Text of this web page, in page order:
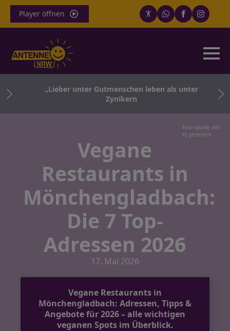
Player öffnen
„Lieber unter Gutmenschen leben als unter
Zynikern
Foto wurde mit
KI generiert
Vegane
Restaurants in
Mönchengladbach:
Die 7 Top-
Adressen 2026
17. Mai 2026
Vegane Restaurants in
Mönchengladbach: Adressen, Tipps &
Angebote für 2026 – alle wichtigen
veganen Spots im Überblick.